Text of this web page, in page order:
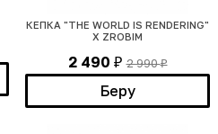
КЕПКА "THE WORLD IS RENDERING"
Х ZROBIM
2 490 ₽ 2 990₽
Беру